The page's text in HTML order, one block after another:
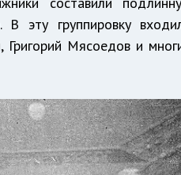
В эту группировку
Григорий Мясоедов и